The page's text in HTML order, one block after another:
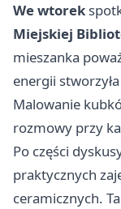
We wtorek
Miejskiej
mieszanka
energii
Malowanie
rozmowy przy
Po części
praktycznych
ceramicznych.